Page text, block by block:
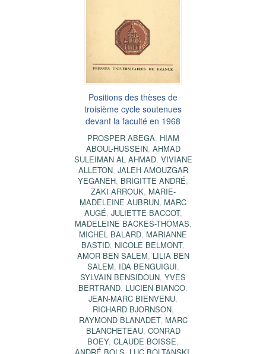
Positions des thèses de
troisième cycle soutenues
devant la faculté en 1968
PROSPER ABEGA, HIAM
ABOUL-HUSSEIN, AHMAD
SULEIMAN AL AHMAD, VIVIANE
ALLETON, JALEH AMOUZGAR
YEGANEH, BRIGITTE ANDRÉ,
ZAKI ARROUK, MARIE-
MADELEINE AUBRUN, MARC
AUGÉ, JULIETTE BACCOT,
MADELEINE BACKES-THOMAS,
MICHEL BALARD, MARIANNE
BASTID, NICOLE BELMONT,
AMOR BEN SALEM, LILIA BEN
SALEM, IDA BENGUIGUI,
SYLVAIN BENSIDOUN, YVES
BERTRAND, LUCIEN BIANCO,
JEAN-MARC BIENVENU,
RICHARD BJORNSON,
RAYMOND BLANADET, MARC
BLANCHETEAU, CONRAD
BOEY, CLAUDE BOISSE,